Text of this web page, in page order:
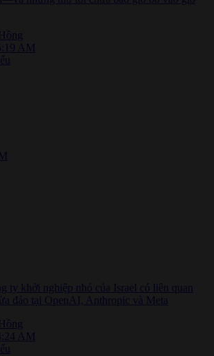
AM
ty khởi nghiệp nhỏ của Israel có liên quan
đảo tại OpenAI, Anthropic và Meta
AM